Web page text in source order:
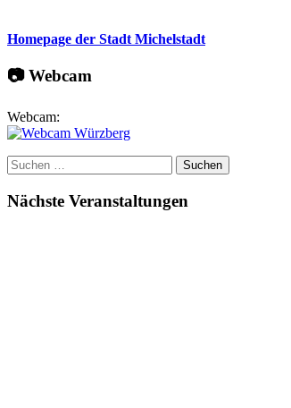
Homepage der Stadt Michelstadt
📷 Webcam
Webcam:
Suchen
nach:
Nächste Veranstaltungen